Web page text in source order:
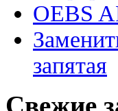
OEBS
запятая